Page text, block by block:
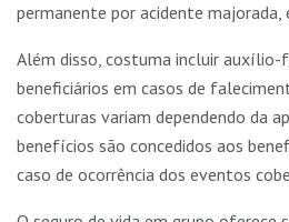
permanente por acidente majorada,
Além disso, costuma incluir auxílio-
beneficiários em casos de
coberturas variam dependendo da
benefícios são concedidos aos
caso de ocorrência dos eventos